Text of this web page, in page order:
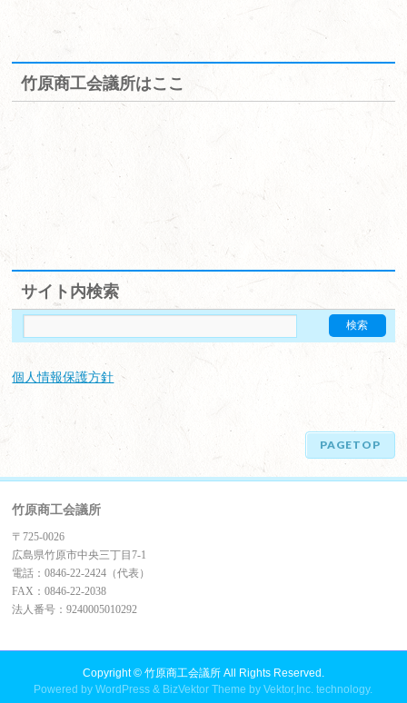
竹原商工会議所はここ
サイト内検索
個人情報保護方針
PAGETOP
竹原商工会議所
〒725-0026
広島県竹原市中央三丁目7-1
電話：0846-22-2424（代表）
FAX：0846-22-2038
法人番号：9240005010292
Copyright © 竹原商工会議所All Rights Reserved.
Powered byWordPress & BizVektor Theme byVektor,Inc. technology.